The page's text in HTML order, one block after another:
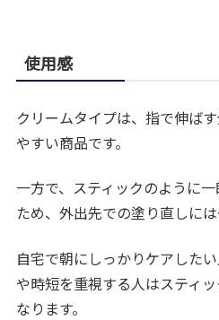
使用感
クリームタイプは、指で伸ば
やすい商品です。
一方で、スティックのように
ため、外出先での塗り直しには
自宅で朝にしっかりケアした
や時短を重視する人はスティ
なります。